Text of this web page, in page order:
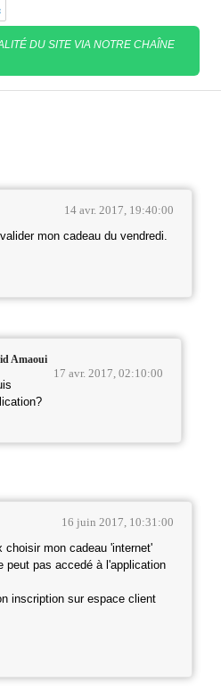
DU SITE VIA NOTRE CHAÎNE
14 avr. 2017, 19:40:00
mon cadeau du vendredi.
Amaoui
17 avr. 2017, 02:10:00
16 juin 2017, 10:31:00
choisir mon cadeau 'internet'
peut pas accedé à l'application
inscription sur espace client